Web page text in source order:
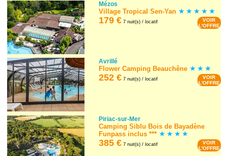
Mézos
Village Tropical Sen-Yan
179 € 7 nuit(s) / locatif
VOIR
L'OFFRE
Avrillé
Flower Camping Beauchêne
252 € 7 nuit(s) / locatif
VOIR
L'OFFRE
Piriac-sur-Mer
Camping Siblu Bois de Bayadène
Funpass inclus ***
385 € 7 nuit(s) / locatif
VOIR
L'OFFRE